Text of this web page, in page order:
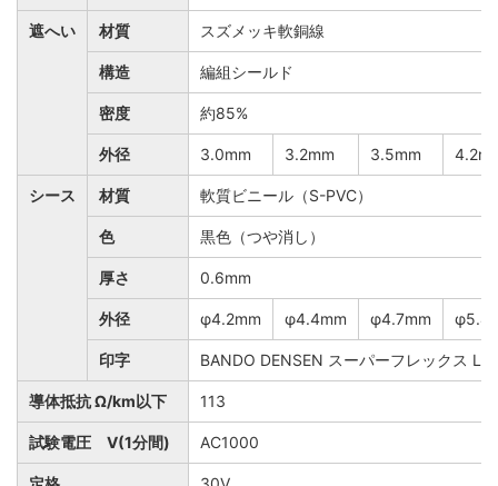
遮へい 材質 スズメッキ軟銅線
構造 編組シールド
密度 約85%
外径 3.0mm 3.2mm 3.5mm
シース 材質 軟質ビニール（S-PVC）
色 黒色（つや消し）
厚さ 0.6mm
外径 φ4.2mm φ4.4mm φ4.7mm
印字 BANDO DENSEN スーパーフレックス LF
導体抵抗 Ω/km以下 113
試験電圧 V(1分間) AC1000